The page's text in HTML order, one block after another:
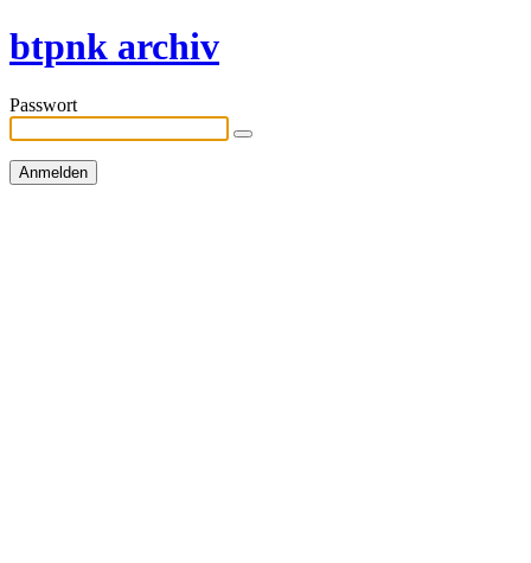
btpnk archiv
Passwort